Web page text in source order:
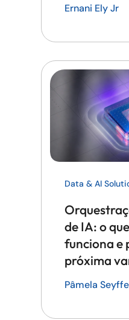
Ernani Ely Jr
Data & AI
de IA: o
funciona e
próxima
Pâmela